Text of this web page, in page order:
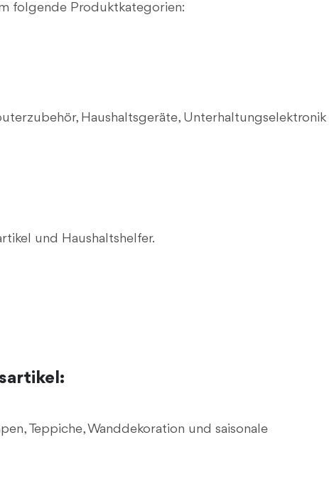
folgende Produktkategorien:
Haushaltsgeräte, Unterhaltungselektronik
und Haushaltshelfer.
Teppiche, Wanddekoration und saisonale